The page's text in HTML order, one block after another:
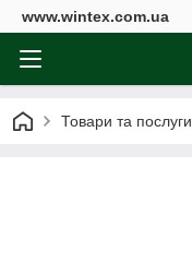
www.wintex.com.ua
Товари та послуги